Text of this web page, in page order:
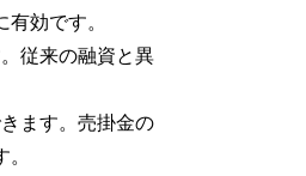
効です。
従来の融資と異
ます。売掛金の